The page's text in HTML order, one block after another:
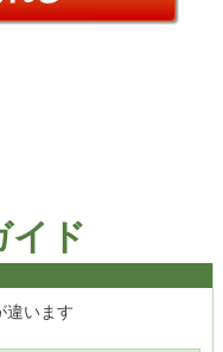
イド
違います